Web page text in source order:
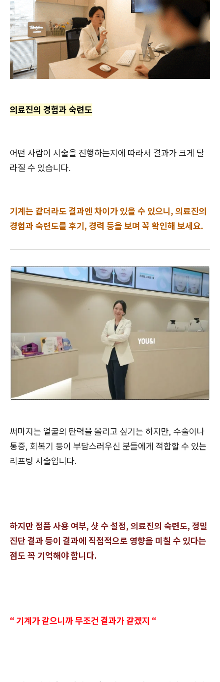
의료진의 경험과 숙련도
어떤 사람이 시술을 진행하는지에 따라서 결과가 크게 달
라질 수 있습니다.
기계는 같더라도 결과엔 차이가 있을 수 있으니, 의료진의
경험과 숙련도를 후기, 경력 등을 보며 꼭 확인해 보세요.
써마지는 얼굴의 탄력을 올리고 싶기는 하지만, 수술이나
통증, 회복기 등이 부담스러우신 분들에게 적합할 수 있는
리프팅 시술입니다.
하지만 정품 사용 여부, 샷 수 설정, 의료진의 숙련도, 정밀
진단 결과 등이 결과에 직접적으로 영향을 미칠 수 있다는
점도 꼭 기억해야 합니다.
“ 기계가 같으니까 무조건 결과가 같겠지 “